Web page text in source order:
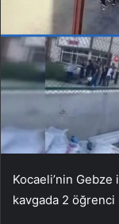
Kocaeli’nin Gebze
kavgada 2 öğrenci